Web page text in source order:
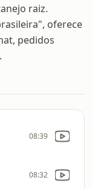
raiz.
oferece
pedidos
08:39
08:32